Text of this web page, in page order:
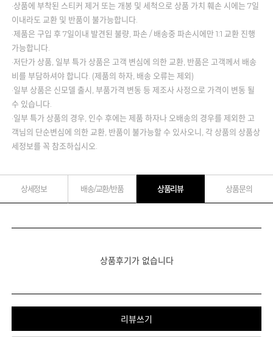
·상품에 부착된 스티커 제거 또는 개봉 및 세척으로 상품 가치 훼손 시에는 7일
이내라도 교환 및 반품이 불가능합니다.
·제품은 구입 후 7일이내 발견된 불량, 파손 / 배송중 파손시에만 1:1 교환 진행
가능합니다.
·저단가 상품, 일부 특가 상품은 고객 변심에 의한 교환, 반품은 고객께서 배송
비를 부담하셔야 합니다. (제품의 하자, 배송 오류는 제외)
·일부 상품은 신모델 출시, 부품가격 변동 등 제조사 사정으로 가격이 변동 될
수 있습니다.
·일부 특가 상품의 경우, 인수 후에는 제품 하자나 오배송의 경우를 제외한 고
객님의 단순변심에 의한 교환, 반품이 불가능할 수 있사오니, 각 상품의 상품상
세정보를 꼭 참조하십시오.
상세정보 배송/교환/반품 상품리뷰 상품문의
상품후기가 없습니다
리뷰쓰기